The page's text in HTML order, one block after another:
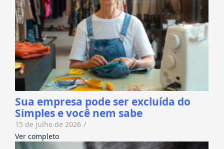
Sua empresa pode ser excluída do
Simples e você nem sabe
15 de julho de 2026 /
Ver completo